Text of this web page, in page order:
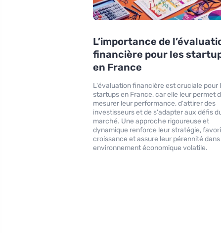
L’importance de
financière pour les
en France
L'évaluation financière est cruciale pour
startups en France, car elle leur permet
mesurer leur performance, d'attirer des
investisseurs et de s'adapter aux défis
marché. Une approche rigoureuse et
dynamique renforce leur stratégie,
croissance et assure leur pérennité
environnement économique volatile.